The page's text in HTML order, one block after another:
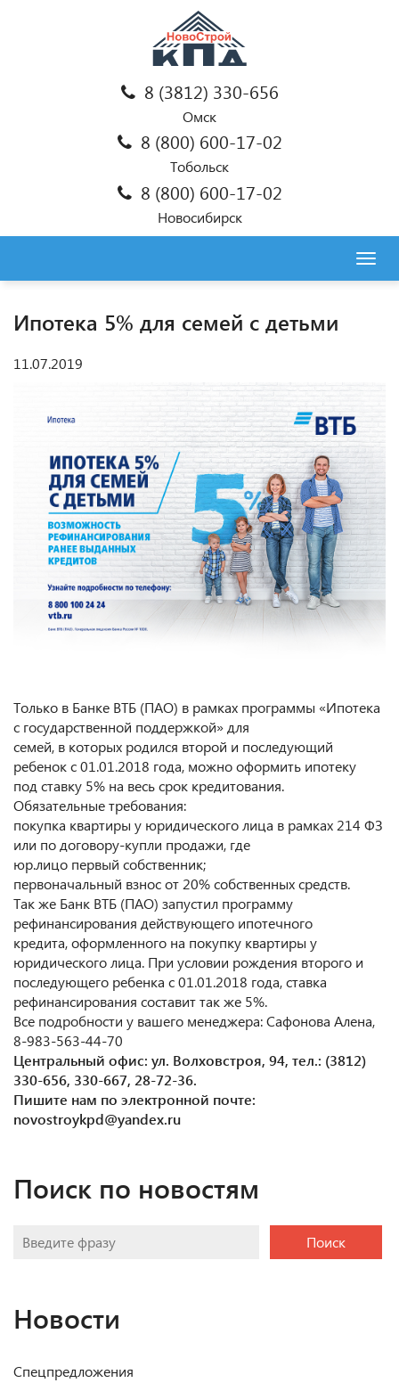
8 (3812) 330-656
Омск
8 (800) 600-17-02
Тобольск
8 (800) 600-17-02
Новосибирск
Ипотека 5% для семей с детьми
11.07.2019
Только в Банке ВТБ (ПАО) в рамках программы «Ипотека
с государственной поддержкой» для
семей, в которых родился второй и последующий
ребенок с 01.01.2018 года, можно оформить ипотеку
под ставку 5% на весь срок кредитования.
Обязательные требования:
покупка квартиры у юридического лица в рамках 214 ФЗ
или по договору-купли продажи, где
юр.лицо первый собственник;
первоначальный взнос от 20% собственных средств.
Так же Банк ВТБ (ПАО) запустил программу
рефинансирования действующего ипотечного
кредита, оформленного на покупку квартиры у
юридического лица. При условии рождения второго и
последующего ребенка с 01.01.2018 года, ставка
рефинансирования составит так же 5%.
Все подробности у вашего менеджера: Сафонова Алена,
8-983-563-44-70
Центральный офис: ул. Волховстроя, 94, тел.: (3812)
330-656, 330-667, 28-72-36.
Пишите нам по электронной почте:
novostroykpd@yandex.ru
Поиск по новостям
Поиск
Новости
Спецпредложения